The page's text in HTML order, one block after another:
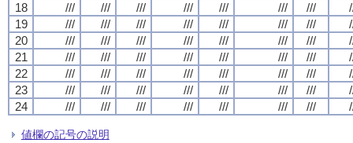
18
/// /// /// /// /// /// ///
19
/// /// /// /// /// /// ///
20
/// /// /// /// /// /// ///
21
/// /// /// /// /// /// ///
22
/// /// /// /// /// /// ///
23
/// /// /// /// /// /// ///
24
/// /// /// /// /// /// ///
値欄の記号の説明